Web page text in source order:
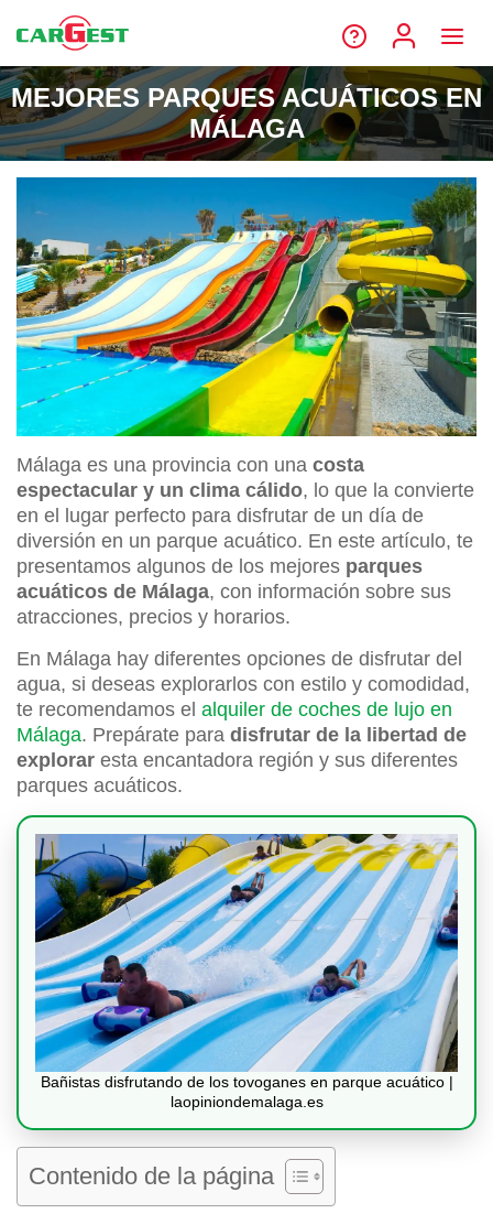
MEJORES PARQUES ACUÁTICOS EN
MÁLAGA
Málaga es una provincia con una costa
espectacular y un clima cálido, lo que la convierte
en el lugar perfecto para disfrutar de un día de
diversión en un parque acuático. En este artículo, te
presentamos algunos de los mejores parques
acuáticos de Málaga, con información sobre sus
atracciones, precios y horarios.
En Málaga hay diferentes opciones de disfrutar del
agua, si deseas explorarlos con estilo y comodidad,
te recomendamos el alquiler de coches de lujo en
Málaga. Prepárate para disfrutar de la libertad de
explorar esta encantadora región y sus diferentes
parques acuáticos.
Bañistas disfrutando de los tovoganes en parque acuático |
laopiniondemalaga.es
Contenido de la página